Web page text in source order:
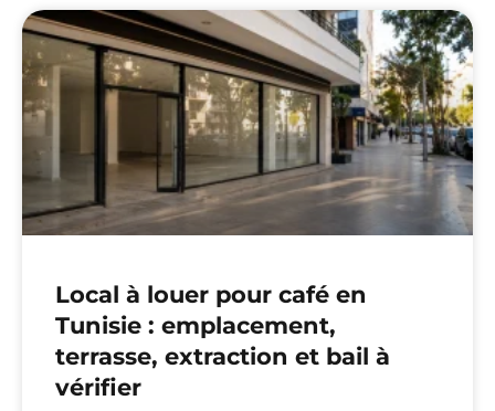
Local à louer pour café en
Tunisie : emplacement,
terrasse, extraction et bail à
vérifier